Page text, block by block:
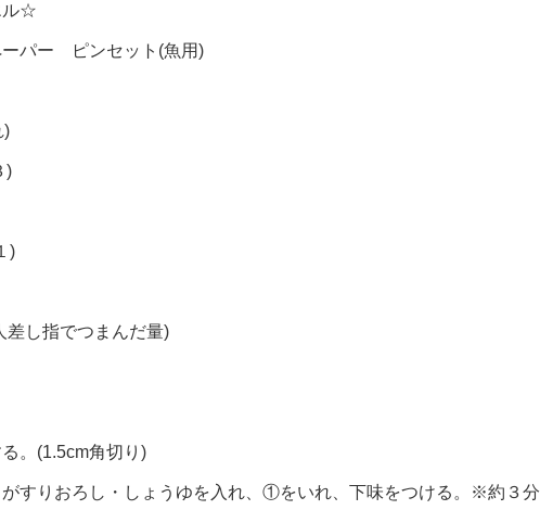
ル☆
パー ピンセット(魚用)
)
)
)
し指でつまんだ量)
。(1.5cm角切り)
すりおろし・しょうゆを入れ、①をいれ、下味をつける。※約３分